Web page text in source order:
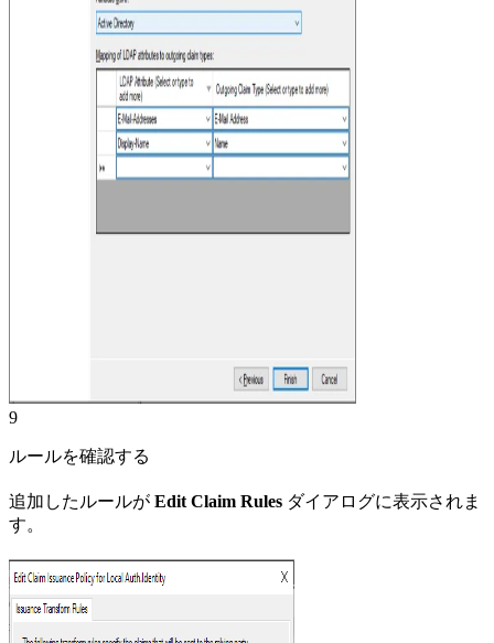
9
ルールを確認する
追加したルールが Edit Claim Rules ダイアログに表示されま
す。